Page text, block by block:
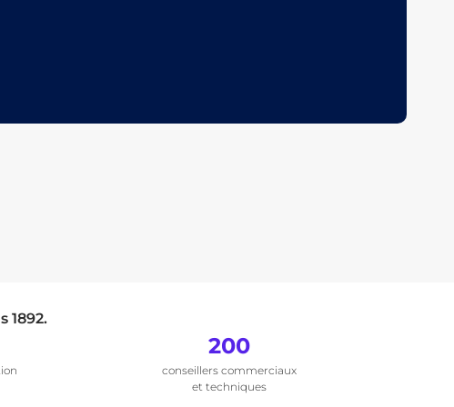
1892.
200
conseillers commerciaux
et techniques